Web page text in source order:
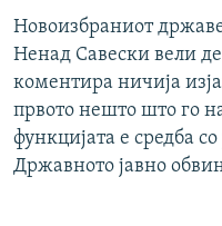
Новоизбраниот
Ненад Савески вели
коментира ничија
првото нешто што го
функцијата е средба
Државното јавно